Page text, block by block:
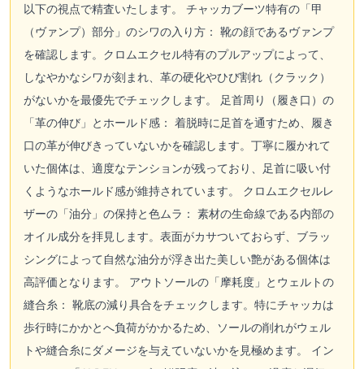
以下の視点で精査いたします。 チャッカブーツ特有の「甲
（ヴァンプ）部分」のシワの入り方： 靴の顔であるヴァンプ
を確認します。クロムエクセル特有のプルアップによって、
しなやかなシワが刻まれ、革の硬化やひび割れ（クラック）
がないかを最優先でチェックします。 足首周り（履き口）の
「革の伸び」とホールド感： 着脱時に足首を通すため、履き
口の革が伸びきっていないかを確認します。丁寧に履かれて
いた個体は、適度なテンションが残っており、足首に吸い付
くようなホールド感が維持されています。 クロムエクセルレ
ザーの「油分」の保持と色ムラ： 素材の生命線である内部の
オイル成分を拝見します。表面がカサついておらず、ブラッ
シングによって自然な油分が浮き出た美しい艶がある個体は
高評価となります。 アウトソールの「摩耗度」とウェルトの
縫合糸： 靴底の減り具合をチェックします。特にチャッカは
歩行時にかかとへ負荷がかかるため、ソールの削れがウェル
トや縫合糸にダメージを与えていないかを見極めます。 イン